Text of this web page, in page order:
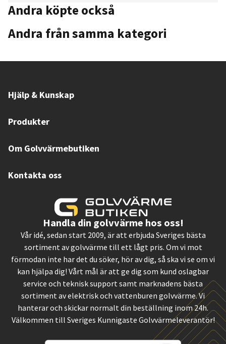
Andra köpte också
Andra från samma kategori
Hjälp & Kunskap
Produkter
Om Golvvärmebutiken
Kontakta oss
Handla din golvvärme hos oss!
Vår idé, sedan start 2009, är att erbjuda Sveriges bästa
sortiment av golvvärme till ett lågt pris. Om vi mot
förmodan inte har det du söker, hör av dig, så ska vi se om vi
kan hjälpa dig! Vårt mål är att ge dig som kund oslagbar
service och teknisk support samt marknadens bästa
sortiment av elektrisk och vattenburen golvvärme. Vi
hanterar och skickar normalt din beställning inom 24h.
Välkommen till Sveriges Kunnigaste Golvvärmeleverantör!